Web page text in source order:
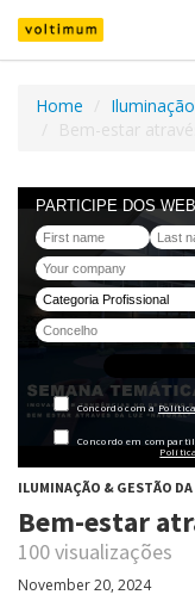
Home
Bem-estar
ILUMINAÇÃO & GESTÃO
Bem-estar
100 visualizações
November 20, 2024